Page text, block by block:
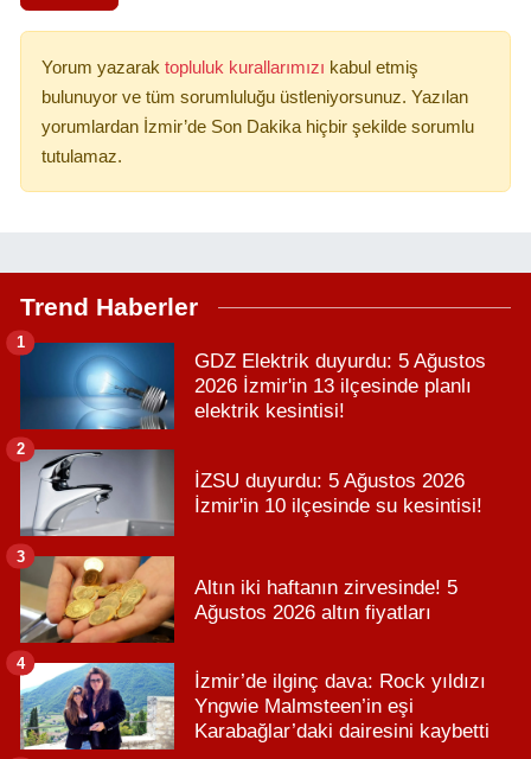
Yorum yazarak topluluk kurallarımızı kabul etmiş
bulunuyor ve tüm sorumluluğu üstleniyorsunuz. Yazılan
yorumlardan İzmir’de Son Dakika hiçbir şekilde sorumlu
tutulamaz.
Trend Haberler
GDZ Elektrik duyurdu: 5 Ağustos
2026 İzmir'in 13 ilçesinde planlı
elektrik kesintisi!
1
İZSU duyurdu: 5 Ağustos 2026
İzmir'in 10 ilçesinde su kesintisi!
2
Altın iki haftanın zirvesinde! 5
Ağustos 2026 altın fiyatları
3
İzmir’de ilginç dava: Rock yıldızı
Yngwie Malmsteen’in eşi
Karabağlar’daki dairesini kaybetti
4